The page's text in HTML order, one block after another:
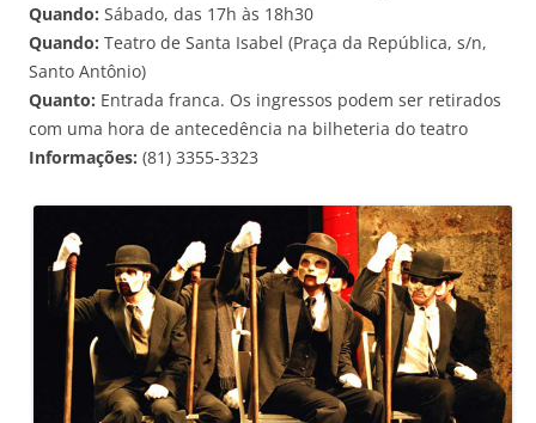
Quando: Sábado, das 17h às 18h30
Quando: Teatro de Santa Isabel (Praça da República, s/n,
Santo Antônio)
Quanto: Entrada franca. Os ingressos podem ser retirados
com uma hora de antecedência na bilheteria do teatro
Informações: (81) 3355-3323